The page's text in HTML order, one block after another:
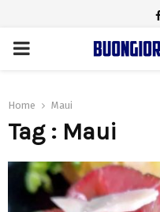
PRIMARY
Home Maui
Tag : Maui